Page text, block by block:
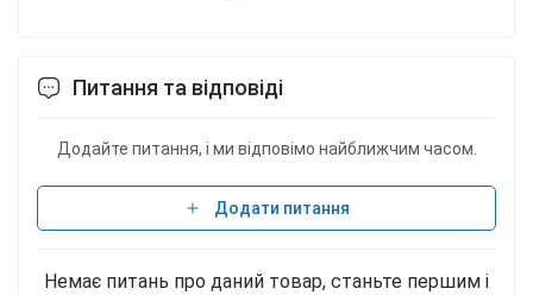
Питання та відповіді
Додайте питання, і ми відповімо найближчим часом.
Додати питання
Немає питань про даний товар, станьте першим і